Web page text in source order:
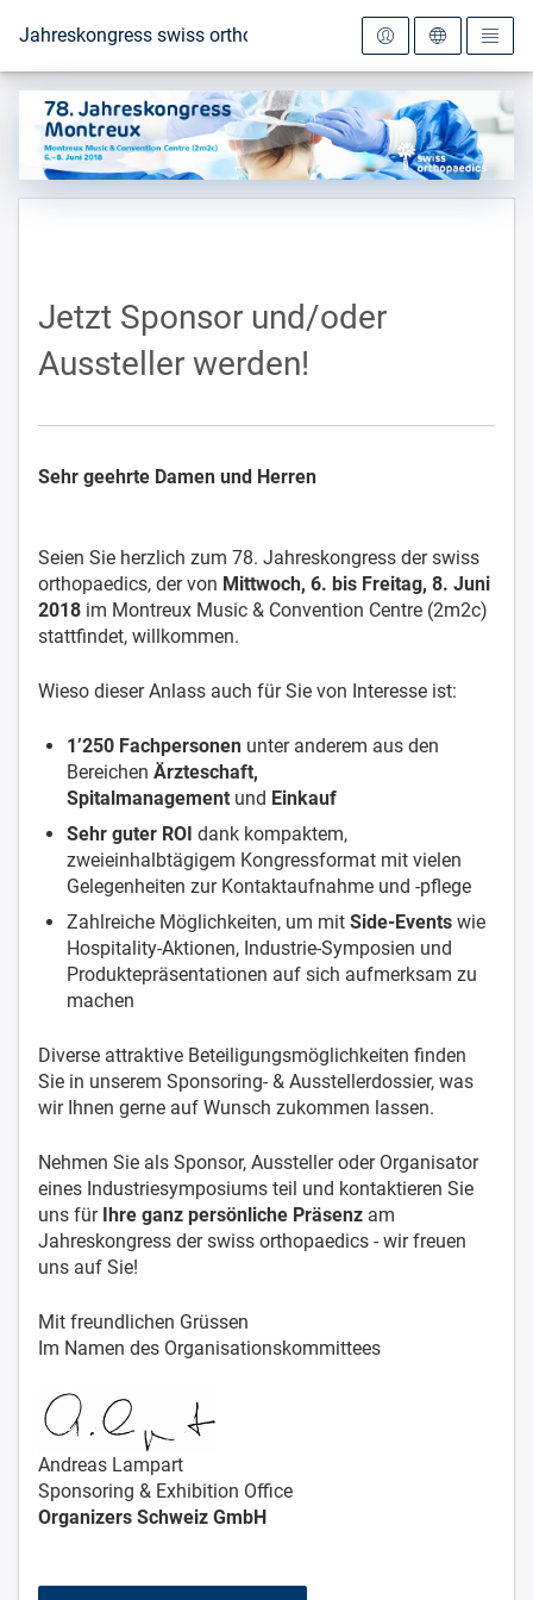
Zur Startseite
Jahreskongress swiss orthopaedics 2018
Jetzt Sponsor und/oder
Aussteller werden!
Sehr geehrte Damen und Herren
Seien Sie herzlich zum 78. Jahreskongress der swiss
orthopaedics, der von Mittwoch, 6. bis Freitag, 8. Juni
2018 im Montreux Music & Convention Centre (2m2c)
stattfindet, willkommen.
Wieso dieser Anlass auch für Sie von Interesse ist:
1’250 Fachpersonen unter anderem aus den
Bereichen Ärzteschaft,
Spitalmanagement und Einkauf
Sehr guter ROI dank kompaktem,
zweieinhalbtägigem Kongressformat mit vielen
Gelegenheiten zur Kontaktaufnahme und -pflege
Zahlreiche Möglichkeiten, um mit Side-Events wie
Hospitality-Aktionen, Industrie-Symposien und
Produktepräsentationen auf sich aufmerksam zu
machen
Diverse attraktive Beteiligungsmöglichkeiten finden
Sie in unserem Sponsoring- & Ausstellerdossier, was
wir Ihnen gerne auf Wunsch zukommen lassen.
Nehmen Sie als Sponsor, Aussteller oder Organisator
eines Industriesymposiums teil und kontaktieren Sie
uns für Ihre ganz persönliche Präsenz am
Jahreskongress der swiss orthopaedics - wir freuen
uns auf Sie!
Mit freundlichen Grüssen
Im Namen des Organisationskommittees
Andreas Lampart
Sponsoring & Exhibition Office
Organizers Schweiz GmbH